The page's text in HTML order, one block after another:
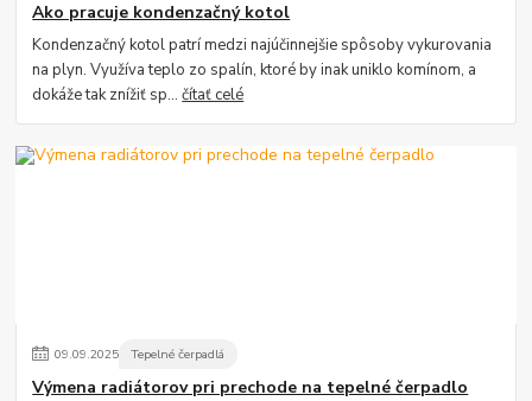
Ako pracuje kondenzačný kotol
Kondenzačný kotol patrí medzi najúčinnejšie spôsoby vykurovania
na plyn. Využíva teplo zo spalín, ktoré by inak uniklo komínom, a
dokáže tak znížiť sp...čítať celé
09.09.2025 Tepelné čerpadlá
Výmena radiátorov pri prechode na tepelné čerpadlo